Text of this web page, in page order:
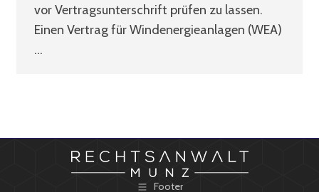
vor Vertragsunterschrift prüfen zu lassen.
Einen Vertrag für Windenergieanlagen (WEA)
…
Footer